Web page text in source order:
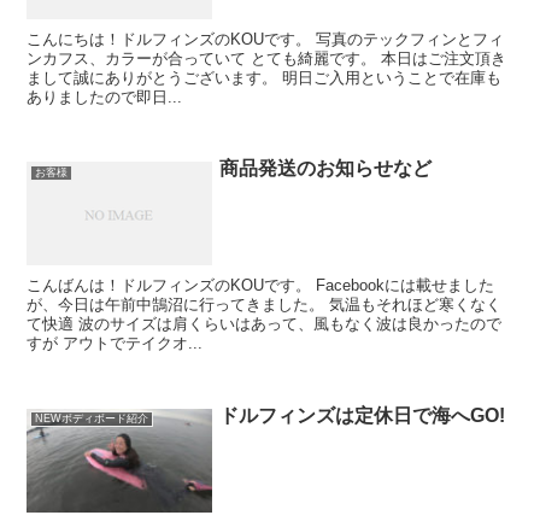
こんにちは！ドルフィンズのKOUです。 写真のテックフィンとフィ
ンカフス、カラーが合っていて とても綺麗です。 本日はご注文頂き
まして誠にありがとうございます。 明日ご入用ということで在庫も
ありましたので即日...
お客様 商品発送のお知らせなど
こんばんは！ドルフィンズのKOUです。 Facebookには載せました
が、今日は午前中鵠沼に行ってきました。 気温もそれほど寒くなく
て快適 波のサイズは肩くらいはあって、風もなく波は良かったので
すが アウトでテイクオ...
NEWボディボード紹介 ドルフィンズは定休日で海へGO!